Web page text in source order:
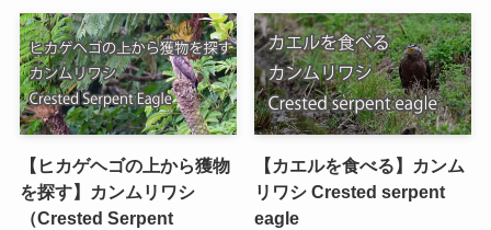
【ヒカゲヘゴの上から獲物
を探す】カンムリワシ
（Crested Serpent
【カエルを食べる】カンム
リワシ Crested serpent
eagle